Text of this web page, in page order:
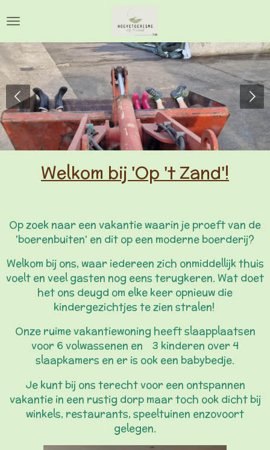
direct
naar
de
hoofdinhoud
Welkom bij 'Op 't Zand'!
Op zoek naar een vakantie waarin je proeft van de
'boerenbuiten' en dit op een moderne boerderij?
Welkom bij ons, waar iedereen zich onmiddellijk thuis
voelt en veel gasten nog eens terugkeren. Wat doet
het ons deugd om elke keer opnieuw die
kindergezichtjes te zien stralen!
Onze ruime vakantiewoning heeft slaapplaatsen
voor 6 volwassenen en 3 kinderen over 4
slaapkamers en er is ook een babybedje.
Je kunt bij ons terecht voor een ontspannen
vakantie in een rustig dorp maar toch ook dicht bij
winkels, restaurants, speeltuinen enzovoort
gelegen.